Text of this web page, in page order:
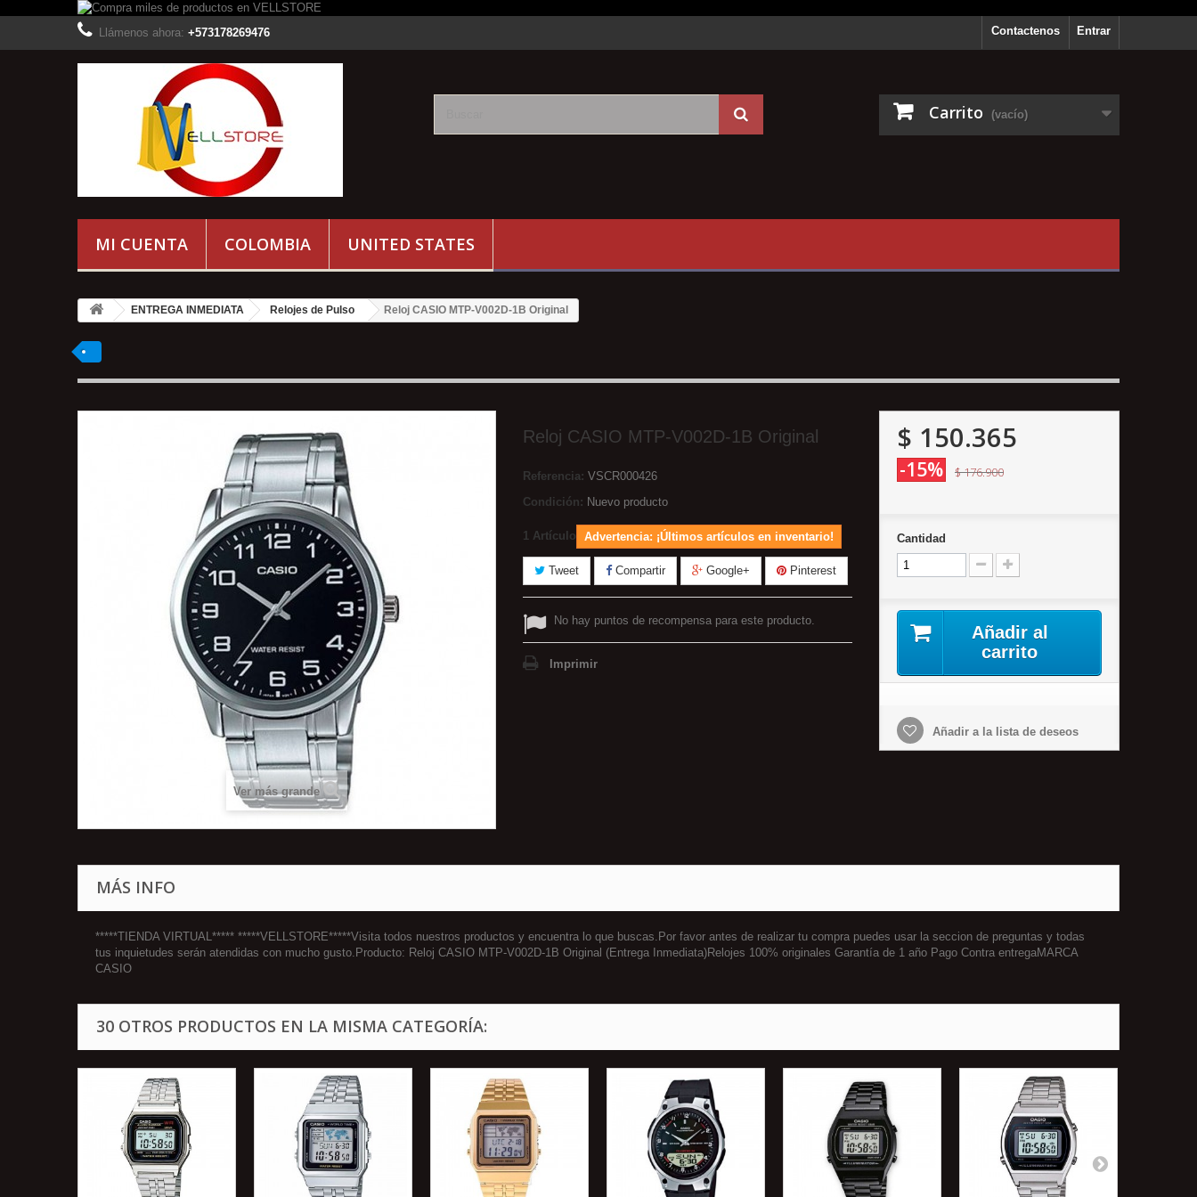
Entrar
Contactenos
Llámenos ahora: +573178269476
Carrito (vacío)
MI CUENTA COLOMBIA UNITED STATES
ENTREGA INMEDIATA Relojes de Pulso Reloj CASIO MTP-V002D-1B Original
Ver más grande
Reloj CASIO MTP-V002D-1B Original
Referencia: VSCR000426
Condición: Nuevo producto
1 Artículo Advertencia: ¡Últimos artículos en inventario!
Tweet Compartir Google+ Pinterest
No hay puntos de recompensa para este producto.
Imprimir
$ 150.365
-15% $ 176.900
Cantidad
Añadir al
carrito
Añadir a la lista de deseos
MÁS INFO
*****TIENDA VIRTUAL***** *****VELLSTORE*****Visita todos nuestros productos y encuentra lo que buscas.Por favor antes de realizar tu compra puedes usar la seccion de preguntas y todas
tus inquietudes serán atendidas con mucho gusto.Producto: Reloj CASIO MTP-V002D-1B Original (Entrega Inmediata)Relojes 100% originales Garantía de 1 año Pago Contra entregaMARCA
CASIO
30 OTROS PRODUCTOS EN LA MISMA CATEGORÍA: